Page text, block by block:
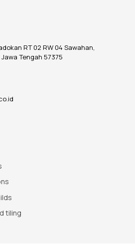
RT 02 RW 04 Sawahan,
Tengah 57375
tiling